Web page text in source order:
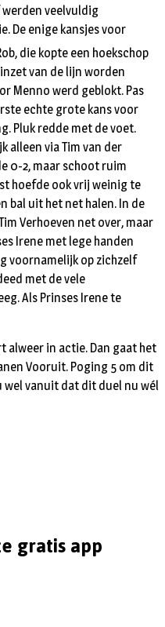
veelvuldig
De enige kansjes voor
die kopte een hoekschop
inzet van de lijn worden
Menno werd geblokt. Pas
echte grote kans voor
Pluk redde met de voet.
alleen via Tim van der
0-2, maar schoot ruim
hoefde ook vrij weinig te
bal uit het net halen. In de
Verhoeven net over, maar
Irene met lege handen
voornamelijk op zichzelf
met de vele
Als Prinses Irene te
alweer in actie. Dan gaat het
Vooruit. Poging 5 om dit
wel vanuit dat dit duel nu wél
gratis app